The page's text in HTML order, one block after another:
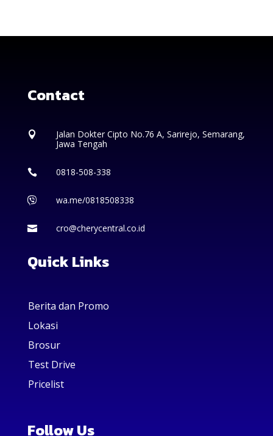
Contact

Jalan Dokter Cipto No.76 A, Sarirejo, Semarang,
Jawa Tengah
 0818-508-338
 wa.me/0818508338
 cro@cherycentral.co.id
Quick Links
Berita dan Promo
Lokasi
Brosur
Test Drive
Pricelist
Follow Us